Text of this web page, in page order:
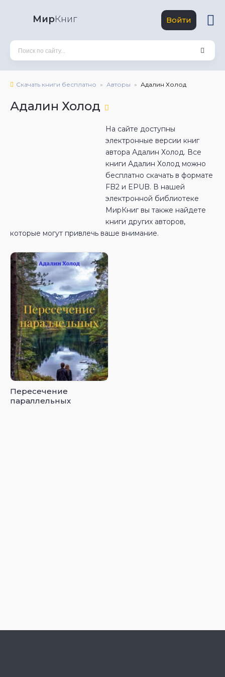
МирКниг Войти
Скачать книги бесплатно Авторы Адалин Холод
Адалин Холод
На сайте доступны
электронные версии книг
автора Адалин Холод. Все
книги Адалин Холод можно
бесплатно скачать в формате
FB2 и EPUB. В нашей
электронной библиотеке
МирКниг вы также найдете
книги других авторов,
которые могут привлечь ваше внимание.
Пересечение
параллельных